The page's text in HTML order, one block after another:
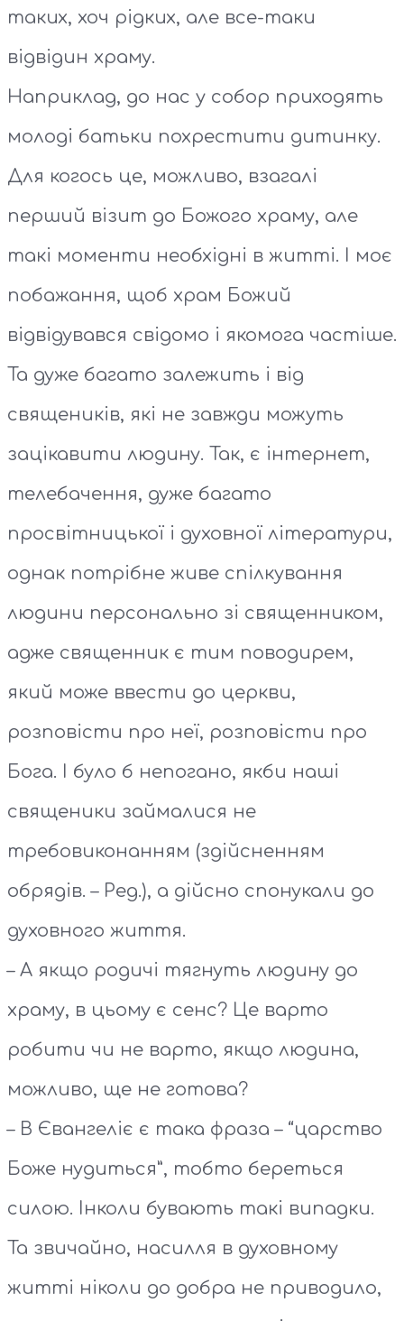
таких, хоч рідких, але все-таки
відвідин храму.
Наприклад, до нас у собор приходять
молоді батьки похрестити дитинку.
Для когось це, можливо, взагалі
перший візит до Божого храму, але
такі моменти необхідні в житті. І моє
побажання, щоб храм Божий
відвідувався свідомо і якомога частіше.
Та дуже багато залежить і від
священиків, які не завжди можуть
зацікавити людину. Так, є інтернет,
телебачення, дуже багато
просвітницької і духовної літератури,
однак потрібне живе спілкування
людини персонально зі священником,
адже священник є тим поводирем,
який може ввести до церкви,
розповісти про неї, розповісти про
Бога. І було б непогано, якби наші
священики займалися не
требовиконанням (здійсненням
обрядів. – Ред.), а дійсно спонукали до
духовного життя.
– А якщо родичі тягнуть людину до
храму, в цьому є сенс? Це варто
робити чи не варто, якщо людина,
можливо, ще не готова?
– В Євангеліє є така фраза – “царство
Боже нудиться”, тобто береться
силою. Інколи бувають такі випадки.
Та звичайно, насилля в духовному
житті ніколи до добра не приводило,